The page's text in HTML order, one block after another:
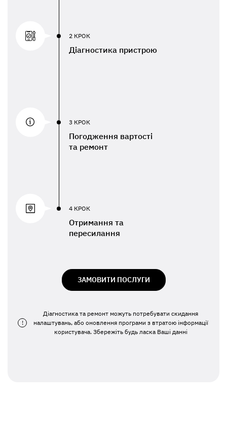
2 КРОК
Діагностика пристрою
3 КРОК
Погодження вартості
та ремонт
4 КРОК
Отримання та
пересилання
ЗАМОВИТИ ПОСЛУГИ
!
Діагностика та ремонт можуть потребувати скидання
налаштувань, або оновлення програми з втратою інформації
користувача. Збережіть будь ласка Ваші данні